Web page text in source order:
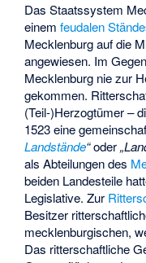
Das Staatssystem
einemfeudalen
Mecklenburg auf die
angewiesen. Im
Mecklenburg nie zur
gekommen.
(Teil-)Herzogtümer –
1523 eine
Landstände“oder
als Abteilungen des
beiden Landesteile
Legislative. Zur
Besitzer
mecklenburgischen,
Das ritterschaftliche